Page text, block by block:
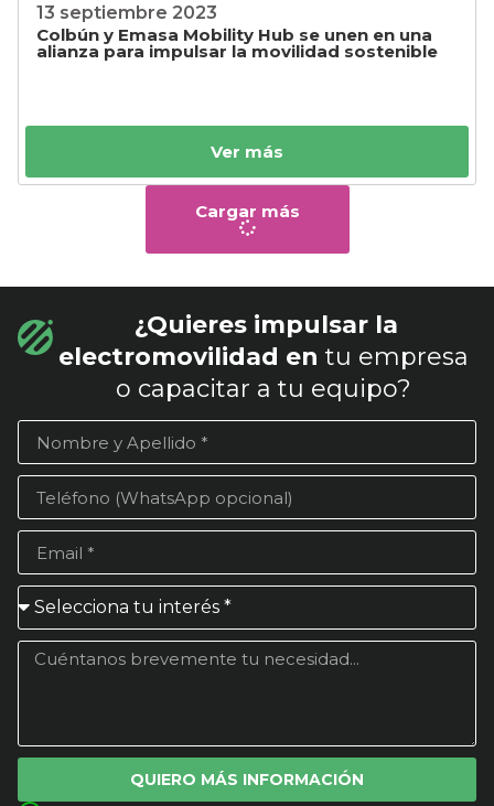
13 septiembre 2023
Colbún y Emasa Mobility Hub se unen en una
alianza para impulsar la movilidad sostenible
Ver más
Cargar más
¿Quieres impulsar la
electromovilidad en tu empresa
o capacitar a tu equipo?
QUIERO MÁS INFORMACIÓN